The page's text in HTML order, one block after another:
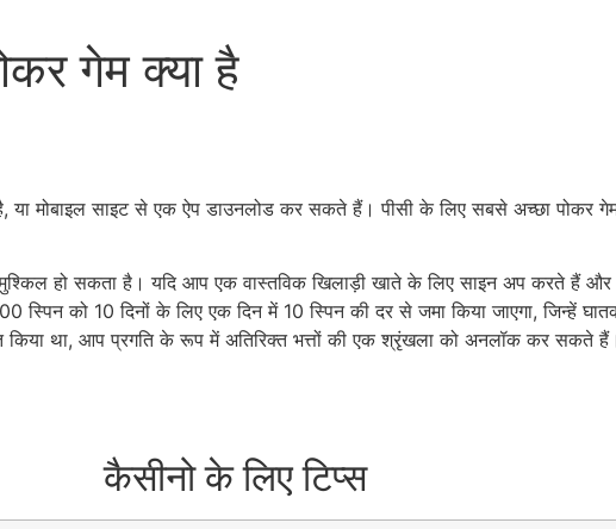
गेम क्या है
मोबाइल साइट से एक ऐप डाउनलोड कर सकते हैं। पीसी के लिए सबसे अच्छा पोकर
मुश्किल हो सकता है। यदि आप एक वास्तविक खिलाड़ी खाते के लिए साइन अप करते हैं
स्पिन को 10 दिनों के लिए एक दिन में 10 स्पिन की दर से जमा किया जाएगा, जिन्हें
था, आप प्रगति के रूप में अतिरिक्त भत्तों की एक श्रृंखला को अनलॉक कर सकते
कैसीनो के लिए टिप्स